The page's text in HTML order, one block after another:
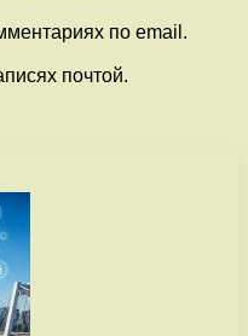
по email.
почтой.